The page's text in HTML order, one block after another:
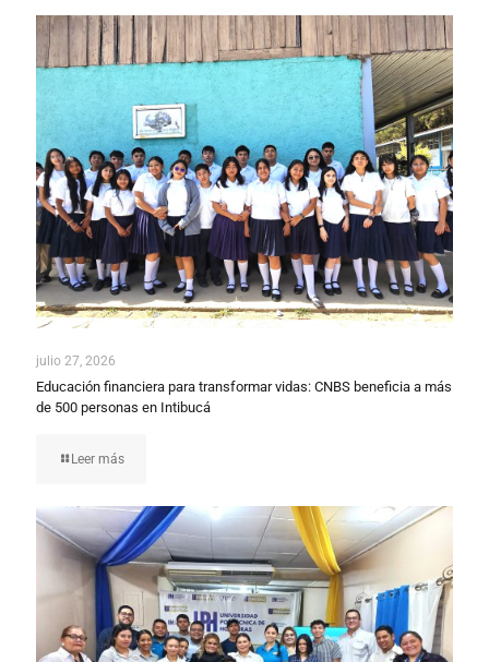
julio 27, 2026
Educación financiera para transformar vidas: CNBS beneficia a más
de 500 personas en Intibucá
Leer más